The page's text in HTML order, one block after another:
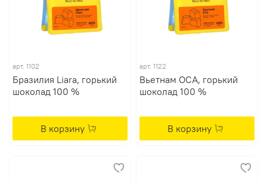
арт. 1102
Бразилия Liara, горький
шоколад 100 %
В корзину
арт. 1122
Вьетнам OCA, горький
шоколад 100 %
В корзину